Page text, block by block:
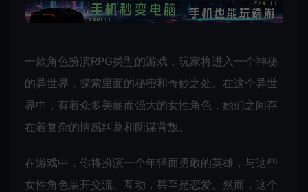
一款角色扮演RPG类型的游戏，玩家将进入一个神秘
的异世界，探索里面的秘密和奇妙之处。在这个异世
界中，有着众多美丽而强大的女性角色，她们之间存
在着复杂的情感纠葛和阴谋背叛。
在游戏中，你将扮演一个年轻而勇敢的英雄，与这些
女性角色展开交流、互动，甚至是恋爱。然而，这个